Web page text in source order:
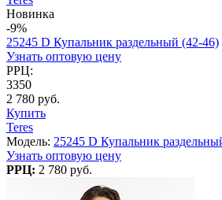
Новинка
-9%
25245 D Купальник раздельный (42-46)
Узнать оптовую цену
РРЦ:
3350
2 780 руб.
Купить
Teres
Модель: 25245 D Купальник
Узнать оптовую цену
РРЦ: 2 780 руб.